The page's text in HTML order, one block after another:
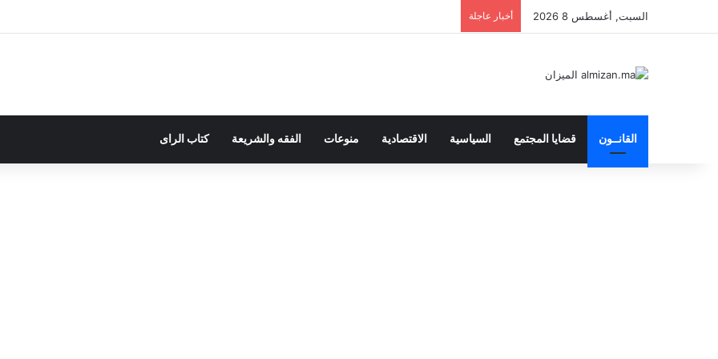
السبت, أغسطس 8 2026 أخبار عاجلة
القانــون قضايا المجتمع السياسية الاقتصادية منوعات الفقه والشريعة كتاب الراى